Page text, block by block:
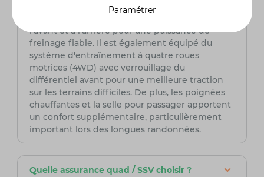
caractéristiques de sécurité, y compris un
l'avant et à l'arrière pour une puissance de
freinage fiable. Il est également équipé du
système d'entraînement à quatre roues
motrices (4WD) avec verrouillage du
différentiel avant pour une meilleure traction
sur les terrains difficiles. De plus, les poignées
chauffantes et la selle pour passager apportent
un confort supplémentaire, particulièrement
important lors des longues randonnées.
Quelle assurance quad / SSV choisir ?
Paramétrer